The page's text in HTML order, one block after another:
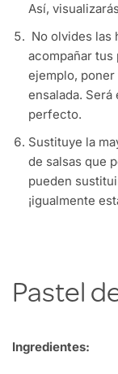
Así,
No olvides las
acompañar tus
ejemplo,
ensalada.
perfecto.
Sustituye la
de salsas que
pueden
¡igualmente
Pastel
Ingredientes: